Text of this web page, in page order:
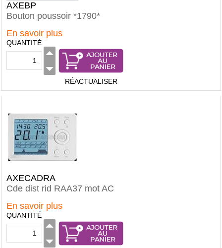
AXEBP
Bouton poussoir *1790*
En savoir plus
QUANTITÉ
RÉACTUALISER
AXECADRA
Cde dist rid RAA37 mot AC
En savoir plus
QUANTITÉ